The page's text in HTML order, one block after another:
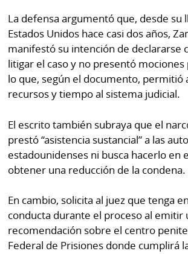
Tienda
Panamá
Tus
Tiquetes
KM
Corprensa
Ellas
Club
La
Prensa
Busca
Hoy
por
Hoy
Sábado
Picante
⌾
Tal
Cual
Sabrina
Sin
Censura
La defensa argumentó que, desde su
Estados Unidos hace casi dos años,
manifestó su intención de declararse
litigar el caso y no presentó mociones
lo que, según el documento, permitió
recursos y tiempo al sistema judicial.
El escrito también subraya que el
prestó “asistencia sustancial” a las
estadounidenses ni busca hacerlo en
obtener una reducción de la condena.
En cambio, solicita al juez que tenga
conducta durante el proceso al emitir
recomendación sobre el centro
Federal de Prisiones donde cumplirá